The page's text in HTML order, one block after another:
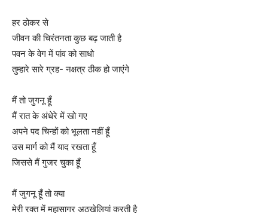
हर ठोकर से
जीवन की चिरंतनता कुछ बढ़ जाती है
पवन के वेग में पांव को साधो
तुम्हारे सारे ग्रह- नक्षत्र ठीक हो जाएंगे
मैं तो जुगनू हूँ
मैं रात के अंधेरे में खो गए
अपने पद चिन्हों को भूलता नहीं हूँ
उस मार्ग को मैं याद रखता हूँ
जिससे मैं गुजर चुका हूँ
मैं जुगनू हूँ तो क्या
मेरी रक्त में महासागर अठखेलियां करती है